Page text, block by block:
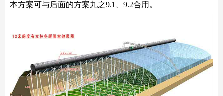
本方案可与后面的方案九之9.1、9.2合用。